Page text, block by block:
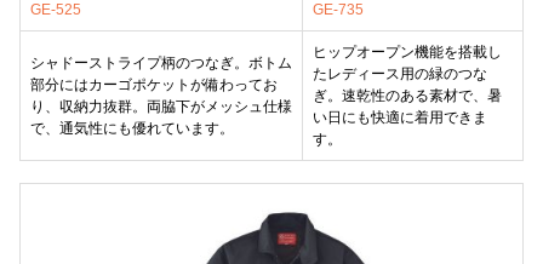
GE-525
GE-735
シャドーストライプ柄のつなぎ。ボトム
部分にはカーゴポケットが備わってお
り、収納力抜群。両脇下がメッシュ仕様
で、通気性にも優れています。
ヒップオープン機能を搭載し
たレディース用の緑のつな
ぎ。速乾性のある素材で、暑
い日にも快適に着用できま
す。